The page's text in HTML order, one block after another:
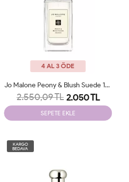
4 AL 3 ÖDE
Jo Malone Peony & Blush Suede 100ml Tester
2.550,09 TL 2.050 TL
SEPETE EKLE
KARGO
BEDAVA